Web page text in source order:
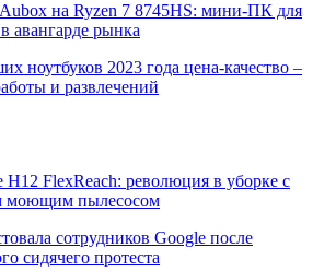
на Ryzen 7 8745HS: мини-ПК для
авангарде рынка
ноутбуков 2023 года цена-качество –
и развлечений
H12 FlexReach: революция в уборке с
моющим пылесосом
сотрудников Google после
сидячего протеста